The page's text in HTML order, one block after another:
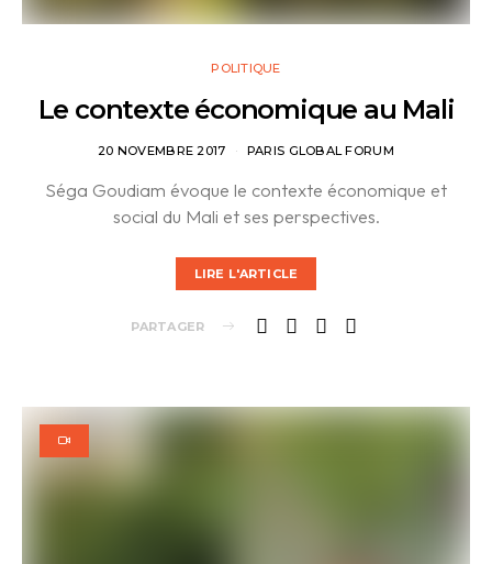
POLITIQUE
Le contexte économique au Mali
20 NOVEMBRE 2017 PARIS GLOBAL FORUM
Séga Goudiam évoque le contexte économique et
social du Mali et ses perspectives.
LIRE L'ARTICLE
PARTAGER